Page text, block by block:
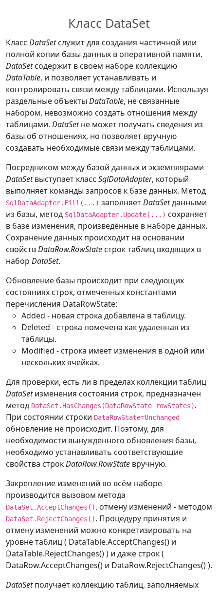
Класс DataSet
Класс DataSetслужит для создания частичной или
полной копии базы данных в оперативной памяти.
DataSetсодержит в своем наборе коллекцию
DataTable, и позволяет устанавливать и
контролировать связи между таблицами. Используя
раздельные объекты DataTable, не связанные
набором, невозможно создать отношения между
таблицами. DataSetне может получать сведения из
базы об отношениях, но позволяет вручную
создавать необходимые связи между таблицами.
Посредником между базой данных и экземплярами
DataSetвыступает класс SqlDataAdapter, который
выполняет команды запросов к базе данных. Метод
SqlDataAdapter.Fill(...) заполняетDataSetданными
из базы, метод SqlDataAdapter.Update(...) сохраняет
в базе изменения, произведённые в наборе данных.
Сохранение данных происходит на основании
свойствDataRow.RowState строк таблиц входящих в
набор DataSet.
Обновление базы происходит при следующих
состояниях строк, отмеченных константами
перечисления DataRowState:
Added - новая строка добавлена в таблицу.
Deleted - строка помечена как удаленная из
таблицы.
Modified - строка имеет изменения в одной или
нескольких ячейках.
Для проверки, есть ли в пределах коллекции таблиц
DataSetизменения состояния строк, предназначен
метод DataSet.HasChanges(DataRowState rowStates).
При состоянии строки DataRowState=Unchanged
обновление не происходит. Поэтому, для
необходимости вынужденного обновления базы,
необходимо устанавливать соответствующие
свойства строкDataRow.RowState вручную.
Закрепление изменений во всём наборе
производится вызовом метода
DataSet.AcceptChanges(), отмену изменений - методом
DataSet.RejectChanges(). Процедуру принятия и
отмену изменений можно конкретизировать на
уровне таблиц ( DataTable.AcceptChanges() и
DataTable.RejectChanges() ) и даже строк (
DataRow.AcceptChanges() и DataRow.RejectChanges() ).
DataSetполучает коллекцию таблиц, заполняемых